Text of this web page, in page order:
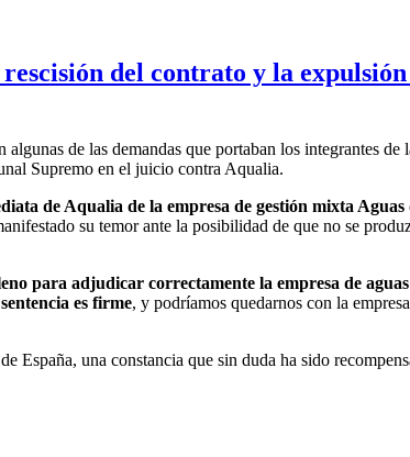
del contrato y la
de las demandas que portaban los integrantes de
Supremo en el juicio contra Aqualia.
de Aqualia de la empresa de gestión mixta Aguas
su temor ante la posibilidad de que no se
para adjudicar correctamente la empresa de
es firme, y podríamos quedarnos con la
España, una constancia que sin duda ha sido